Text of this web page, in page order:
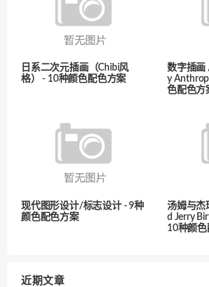
日系二次元插画（Chibi风
格） - 10种颜色配色方案
数字插画
y
色配色方
现代图形设计/标志设计 - 9种
颜色配色方案
汤姆与杰
d Jerry
10种颜
近期文章